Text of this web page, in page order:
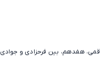
قمی، هفدهم، بین فرحزادی و جوادی